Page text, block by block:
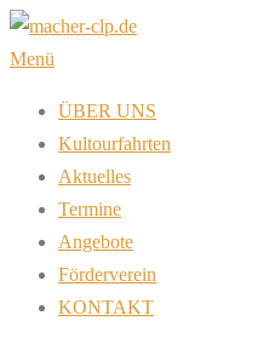
Zum
Inhalt
Menü
ÜBER UNS
Kultourfahrten
Aktuelles
Termine
Angebote
Förderverein
KONTAKT